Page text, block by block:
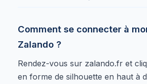
Comment se connecter à
Zalando ?
Rendez-vous sur zalando.fr et
en forme de silhouette en haut à